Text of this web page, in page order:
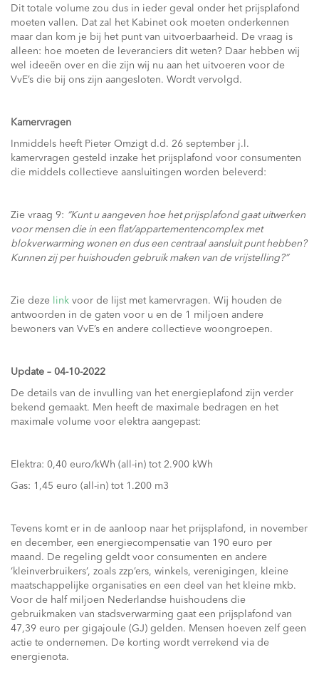
Dit totale volume zou dus in ieder geval onder het prijsplafond
moeten vallen. Dat zal het Kabinet ook moeten onderkennen
maar dan kom je bij het punt van uitvoerbaarheid. De vraag is
alleen: hoe moeten de leveranciers dit weten? Daar hebben wij
wel ideeën over en die zijn wij nu aan het uitvoeren voor de
VvE’s die bij ons zijn aangesloten. Wordt vervolgd.
Kamervragen
Inmiddels heeft Pieter Omzigt d.d. 26 september j.l.
kamervragen gesteld inzake het prijsplafond voor consumenten
die middels collectieve aansluitingen worden beleverd:
Zie vraag 9: “Kunt u aangeven hoe het prijsplafond gaat uitwerken
voor mensen die in een flat/appartementencomplex met
blokverwarming wonen en dus een centraal aansluit punt hebben?
Kunnen zij per huishouden gebruik maken van de vrijstelling?”
Zie deze link voor de lijst met kamervragen. Wij houden de
antwoorden in de gaten voor u en de 1 miljoen andere
bewoners van VvE’s en andere collectieve woongroepen.
Update – 04-10-2022
De details van de invulling van het energieplafond zijn verder
bekend gemaakt. Men heeft de maximale bedragen en het
maximale volume voor elektra aangepast:
Elektra: 0,40 euro/kWh (all-in) tot 2.900 kWh
Gas: 1,45 euro (all-in) tot 1.200 m3
Tevens komt er in de aanloop naar het prijsplafond, in november
en december, een energiecompensatie van 190 euro per
maand. De regeling geldt voor consumenten en andere
‘kleinverbruikers’, zoals zzp’ers, winkels, verenigingen, kleine
maatschappelijke organisaties en een deel van het kleine mkb.
Voor de half miljoen Nederlandse huishoudens die
gebruikmaken van stadsverwarming gaat een prijsplafond van
47,39 euro per gigajoule (GJ) gelden. Mensen hoeven zelf geen
actie te ondernemen. De korting wordt verrekend via de
energienota.